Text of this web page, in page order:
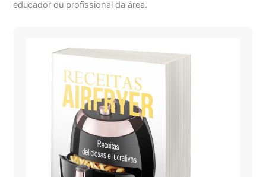
educador ou profissional da área.